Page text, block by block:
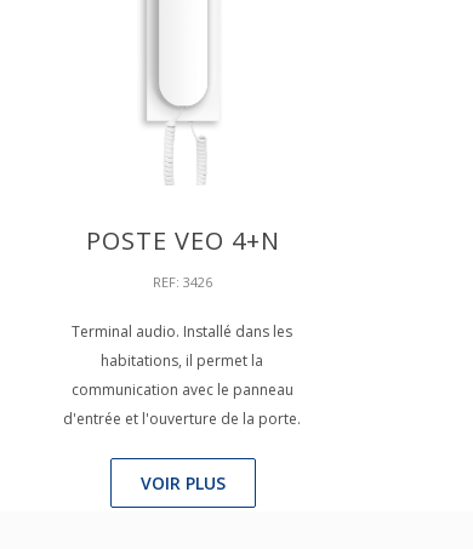
POSTE VEO 4+N
REF: 3426
Terminal audio. Installé dans les
habitations, il permet la
communication avec le panneau
d'entrée et l'ouverture de la porte.
VOIR PLUS